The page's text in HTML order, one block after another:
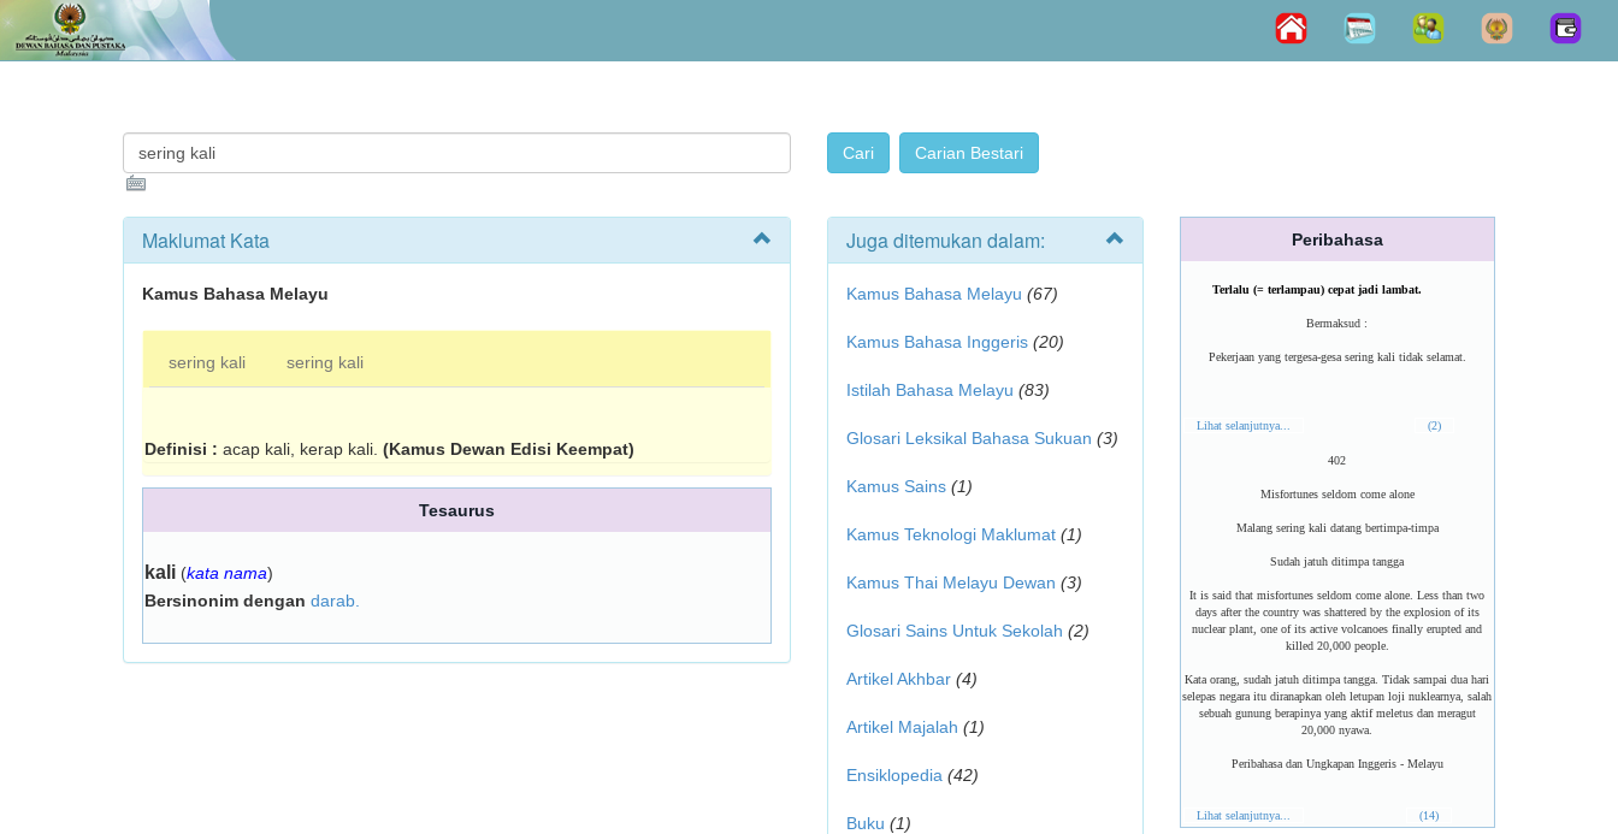
Maklumat Kata
Kamus Bahasa Melayu
sering kali sering kali
Definisi : acap kali, kerap kali. (Kamus Dewan Edisi Keempat)
Tesaurus
kali (kata nama)
Bersinonim dengan darab.
Juga ditemukan dalam:
Kamus Bahasa Melayu (67)
Kamus Bahasa Inggeris (20)
Istilah Bahasa Melayu (83)
Glosari Leksikal Bahasa Sukuan (3)
Kamus Sains (1)
Kamus Teknologi Maklumat (1)
Kamus Thai Melayu Dewan (3)
Glosari Sains Untuk Sekolah (2)
Artikel Akhbar (4)
Artikel Majalah (1)
Ensiklopedia (42)
Buku (1)
Peribahasa
Terlalu (= terlampau) cepat jadi lambat.
Bermaksud :
Pekerjaan yang tergesa-gesa sering kali tidak selamat.
Lihat selanjutnya... (2)
402
Misfortunes seldom come alone
Malang sering kali datang bertimpa-timpa
Sudah jatuh ditimpa tangga
It is said that misfortunes seldom come alone. Less than two
days after the country was shattered by the explosion of its
nuclear plant, one of its active volcanoes finally erupted and
killed 20,000 people.
Kata orang, sudah jatuh ditimpa tangga. Tidak sampai dua hari
selepas negara itu diranapkan oleh letupan loji nuklearnya, salah
sebuah gunung berapinya yang aktif meletus dan meragut
20,000 nyawa.
Peribahasa dan Ungkapan Inggeris - Melayu
Lihat selanjutnya... (14)